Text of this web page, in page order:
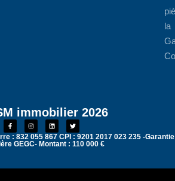
la
immobilier 2026
: 832 055 867 CPI : 9201 2017 023 235 -Garantie
GEGC- Montant : 110 000 €